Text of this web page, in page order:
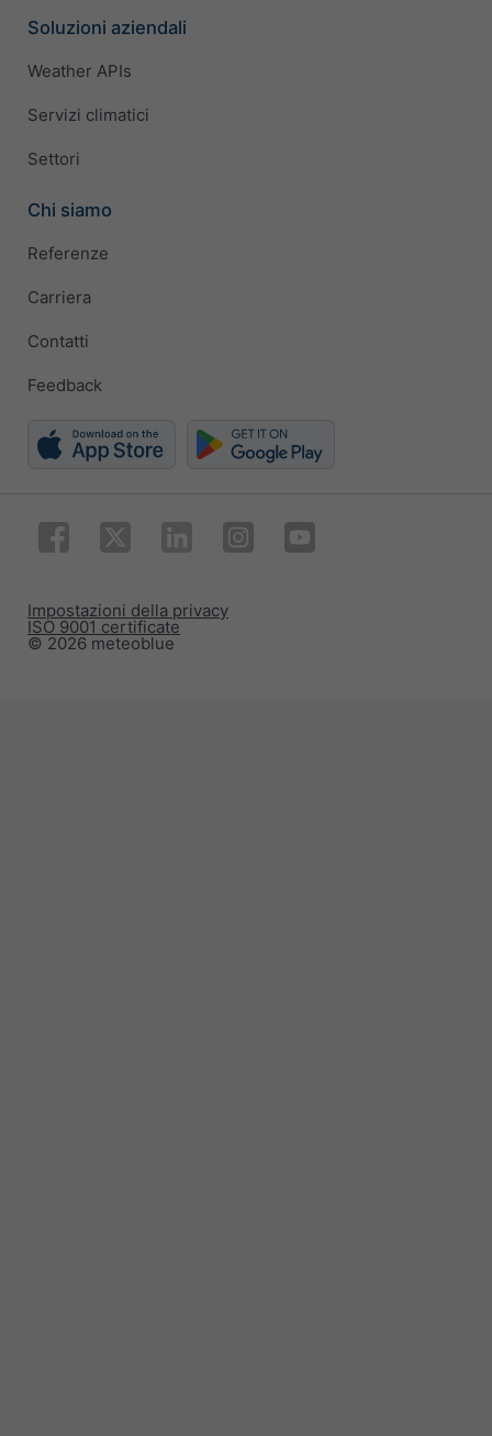
Soluzioni aziendali
Weather APIs
Servizi climatici
Settori
Chi siamo
Referenze
Carriera
Contatti
Feedback
© 2026 meteoblue
ISO 9001 certificate
Impostazioni della privacy